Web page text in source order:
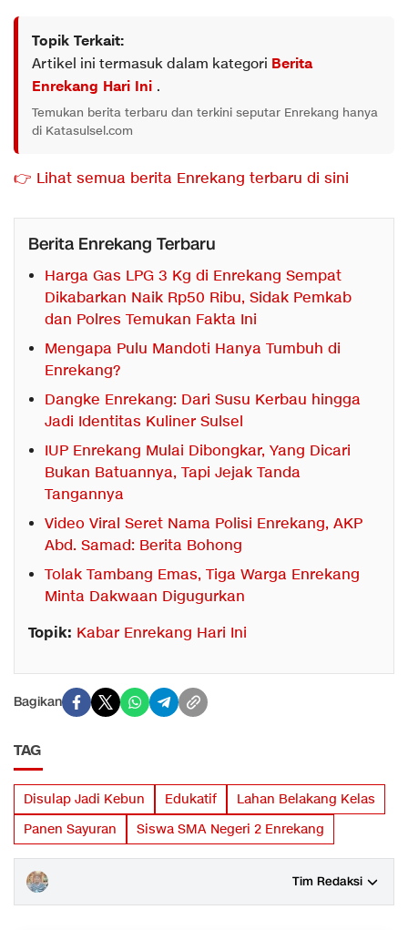
Topik Terkait:
Artikel ini termasuk dalam kategori Berita
Enrekang Hari Ini .
Temukan berita terbaru dan terkini seputar Enrekang hanya
di Katasulsel.com
👉 Lihat semua berita Enrekang terbaru di sini
Berita Enrekang Terbaru
Harga Gas LPG 3 Kg di Enrekang Sempat
Dikabarkan Naik Rp50 Ribu, Sidak Pemkab
dan Polres Temukan Fakta Ini
Mengapa Pulu Mandoti Hanya Tumbuh di
Enrekang?
Dangke Enrekang: Dari Susu Kerbau hingga
Jadi Identitas Kuliner Sulsel
IUP Enrekang Mulai Dibongkar, Yang Dicari
Bukan Batuannya, Tapi Jejak Tanda
Tangannya
Video Viral Seret Nama Polisi Enrekang, AKP
Abd. Samad: Berita Bohong
Tolak Tambang Emas, Tiga Warga Enrekang
Minta Dakwaan Digugurkan
Topik: Kabar Enrekang Hari Ini
Bagikan
TAG
Disulap Jadi Kebun Edukatif
Lahan Belakang Kelas
Panen Sayuran
Siswa SMA Negeri 2 Enrekang
Tim Redaksi